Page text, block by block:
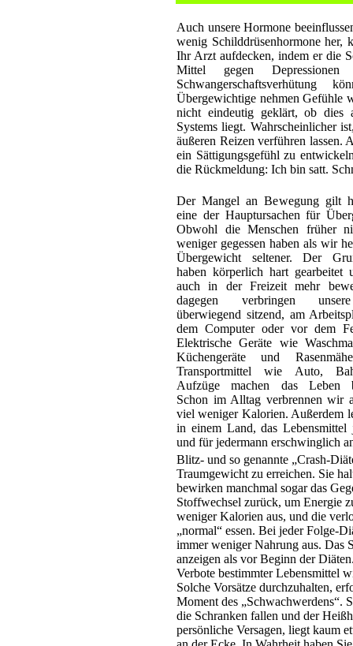
Auch unsere Hormone
wenig Schilddrüsenhormone her,
Ihr Arzt aufdecken, indem er die
Mittel gegen
Schwangerschaftsverhütung
Übergewichtige nehmen Gefühle
nicht eindeutig geklärt, ob dies
Systems liegt. Wahrscheinlicher
äußeren Reizen verführen lassen.
ein Sättigungsgefühl zu
die Rückmeldung: Ich bin satt.
Der Mangel an Bewegung gilt
eine der Hauptursachen für
Obwohl die Menschen früher
weniger gegessen haben als wir
Übergewicht seltener. Der
haben körperlich hart gearbeitet
auch in der Freizeit mehr
dagegen verbringen
überwiegend sitzend, am
dem Computer oder vor dem
Elektrische Geräte wie
Küchengeräte und
Transportmittel wie Auto,
Aufzüge machen das Leben
Schon im Alltag verbrennen wir
viel weniger Kalorien. Außerdem
in einem Land, das Lebensmittel
und für jedermann erschwinglich
Blitz- und so genannte „Crash-
Traumgewicht zu erreichen. Sie
bewirken manchmal sogar das
Stoffwechsel zurück, um Energie
weniger Kalorien aus, und die
„normal“ essen. Bei jeder Folge-
immer weniger Nahrung aus. Das
anzeigen als vor Beginn der
Verbote bestimmter Lebensmittel
Solche Vorsätze durchzuhalten,
Moment des „Schwachwerdens“.
die Schranken fallen und der
persönliche Versagen, liegt kaum